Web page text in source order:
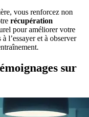
vous renforcez non
récupération
pour améliorer votre
à l’essayer et à observer
sur